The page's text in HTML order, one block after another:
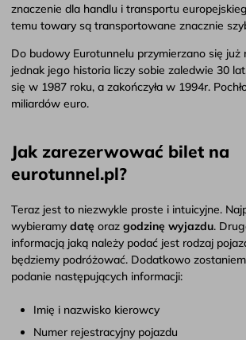
znaczenie dla handlu i transportu
temu towary są transportowane znacznie
Do budowy Eurotunnelu przymierzano się już
jednak jego historia liczy sobie zaledwie 30
się w 1987 roku, a zakończyła w 1994r.
miliardów euro.
Jak zarezerwować bilet na
eurotunnel.pl?
Teraz jest to niezwykle proste i intuicyjne.
wybieramy datę oraz godzinę wyjazdu.
informacją jaką należy podać jest rodzaj
będziemy podróżować. Dodatkowo
podanie następujących informacji:
Imię i nazwisko kierowcy
Numer rejestracyjny pojazdu